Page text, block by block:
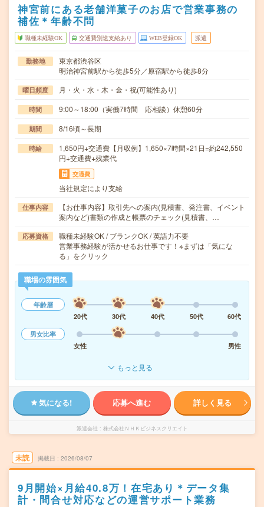
神宮前にある老舗洋菓子のお店で営業事務の
補佐＊年齢不問
職種未経験OK 交通費別途支給あり WEB登録OK 派遣
勤務地
東京都渋谷区
明治神宮前駅から徒歩5分／原宿駅から徒歩8分
曜日頻度 月・火・水・木・金・祝(可能性あり)
時間 9:00～18:00（実働7時間 応相談）休憩60分
期間 8/16頃～長期
時給
1,650円+交通費【月収例】1,650×7時間×21日=約242,550
円+交通費+残業代
交通費
当社規定により支給
仕事内容
【お仕事内容】取引先への案内(見積書、発注書、イベント
案内など)書類の作成と帳票のチェック(見積書、…
応募資格
職種未経験OK / ブランクOK / 英語力不要
営業事務経験が活かせるお仕事です！※まずは「気にな
る」をクリック
職場の雰囲気
年齢層
20代
30代 40代 50代
60代
男女比率
女性
男性
もっと見る
気になる! 応募へ進む 詳しく見る
派遣会社 株式会社ＮＨＫビジネスクリエイト
未読 掲載日 2026/08/07
9月開始×月給40.8万！在宅あり＊データ集
計・問合せ対応などの運営サポート業務